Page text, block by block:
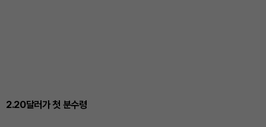
2.20달러가 첫 분수령